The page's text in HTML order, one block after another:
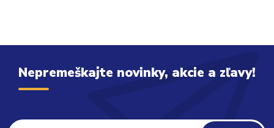
Nepremeškajte novinky, akcie a zľavy!